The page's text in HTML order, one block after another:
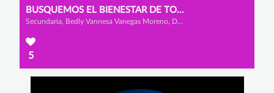
BUSQUEMOS EL BIENESTAR DE TODOS
Secundaria, Bedly Vannesa Vanegas Moreno, Dana Carolina Suárez Galeano y Angelly Tatiana Zuluaga Pinilla
5